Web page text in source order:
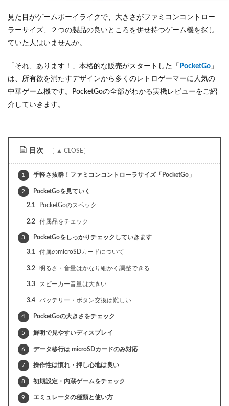
見た目がゲームボーイライクで、大きさがファミコンコントロー
ラーサイズ、２つの製品の良いところを併せ持つゲーム機を探し
ていた人はいませんか。
「それ、あります！」本格的な販売がスタートした「 PocketGo 」
は、所有欲を満たすデザインから多くのレトロゲーマーに人気の
中華ゲーム機です。PocketGoの全部がわかる実機レビューをご紹
介していきます。
目次
1 手軽さ抜群！ファミコンコントローラサイズ「PocketGo」
2 PocketGoを見ていく
2.1 PocketGoのスペック
2.2 付属品をチェック
3 PocketGoをしっかりチェックしていきます
3.1 付属のmicroSDカードについて
3.2 明るさ・音量はかなり細かく調整できる
3.3 スピーカー音量は大きい
3.4 バッテリー・ボタン交換は難しい
4 PocketGoの大きさをチェック
5 鮮明で見やすいディスプレイ
6 データ移行は microSDカードのみ対応
7 操作性は慣れ・押し心地は良い
8 初期設定・内蔵ゲームをチェック
9 エミュレータの種類と使い方